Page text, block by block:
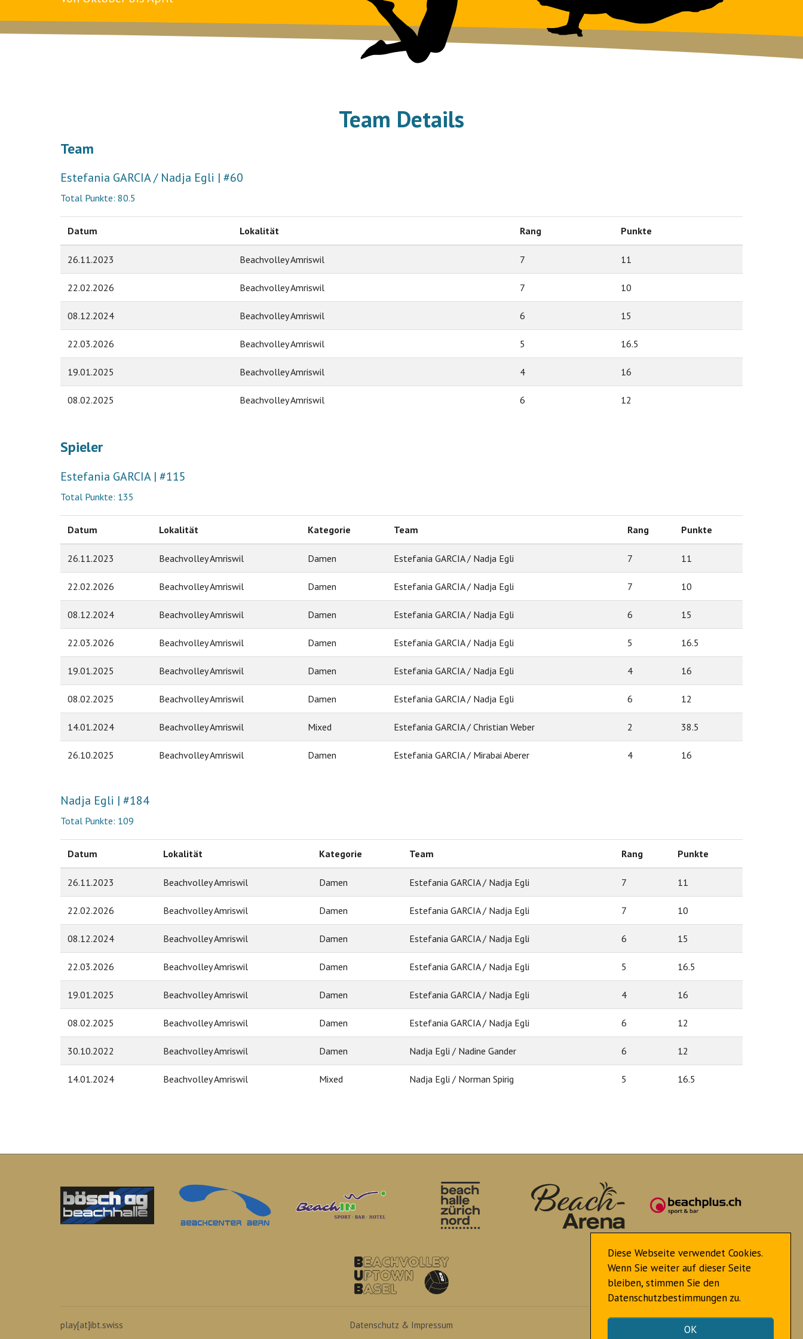
Diese Webseite verwendet Cookies.
Wenn Sie weiter auf dieser Seite
bleiben, stimmen Sie den
Datenschutzbestimmungen zu.
OK
Team Details
Team
Estefania GARCIA / Nadja Egli | #60
Total Punkte: 80.5
Datum Lokalität Rang Punkte
26.11.2023 Beachvolley Amriswil 7 11
22.02.2026 Beachvolley Amriswil 7 10
08.12.2024 Beachvolley Amriswil 6 15
22.03.2026 Beachvolley Amriswil 5 16.5
19.01.2025 Beachvolley Amriswil 4 16
08.02.2025 Beachvolley Amriswil 6 12
Spieler
Estefania GARCIA | #115
Total Punkte: 135
Datum Lokalität Kategorie Team Rang Punkte
26.11.2023 Beachvolley Amriswil Damen Estefania GARCIA / Nadja Egli 7 11
22.02.2026 Beachvolley Amriswil Damen Estefania GARCIA / Nadja Egli 7 10
08.12.2024 Beachvolley Amriswil Damen Estefania GARCIA / Nadja Egli 6 15
22.03.2026 Beachvolley Amriswil Damen Estefania GARCIA / Nadja Egli 5 16.5
19.01.2025 Beachvolley Amriswil Damen Estefania GARCIA / Nadja Egli 4 16
08.02.2025 Beachvolley Amriswil Damen Estefania GARCIA / Nadja Egli 6 12
14.01.2024 Beachvolley Amriswil Mixed Estefania GARCIA / Christian Weber 2 38.5
26.10.2025 Beachvolley Amriswil Damen Estefania GARCIA / Mirabai Aberer 4 16
Nadja Egli | #184
Total Punkte: 109
Datum Lokalität Kategorie Team Rang Punkte
26.11.2023 Beachvolley Amriswil Damen Estefania GARCIA / Nadja Egli 7 11
22.02.2026 Beachvolley Amriswil Damen Estefania GARCIA / Nadja Egli 7 10
08.12.2024 Beachvolley Amriswil Damen Estefania GARCIA / Nadja Egli 6 15
22.03.2026 Beachvolley Amriswil Damen Estefania GARCIA / Nadja Egli 5 16.5
19.01.2025 Beachvolley Amriswil Damen Estefania GARCIA / Nadja Egli 4 16
08.02.2025 Beachvolley Amriswil Damen Estefania GARCIA / Nadja Egli 6 12
30.10.2022 Beachvolley Amriswil Damen Nadja Egli / Nadine Gander 6 12
14.01.2024 Beachvolley Amriswil Mixed Nadja Egli / Norman Spirig 5 16.5
play[at]ibt.swiss Datenschutz & Impressum